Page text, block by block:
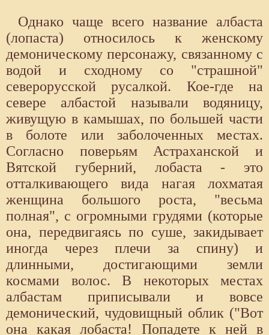
Однако чаще всего название албаста
(лопаста) относилось к женскому
демоническому персонажу, связанному с
водой и сходному со "страшной"
северорусской русалкой. Кое-где на
севере албастой называли водяницу,
живущую в камышах, по большей части
в болоте или заболоченных местах.
Согласно поверьям Астраханской и
Вятской губерний, лобаста - это
отталкивающего вида нагая лохматая
женщина большого роста, "весьма
полная", с огромными грудями (которые
она, передвигаясь по суше, закидывает
иногда через плечи за спину) и
длинными, достигающими земли
космами волос. В некоторых местах
албастам приписывали и вовсе
демонический, чудовищный облик ("Вот
она какая лобаста! Попадете к ней в